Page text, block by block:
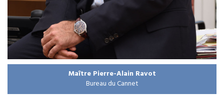
Maître Pierre-Alain Ravot
Bureau du Cannet